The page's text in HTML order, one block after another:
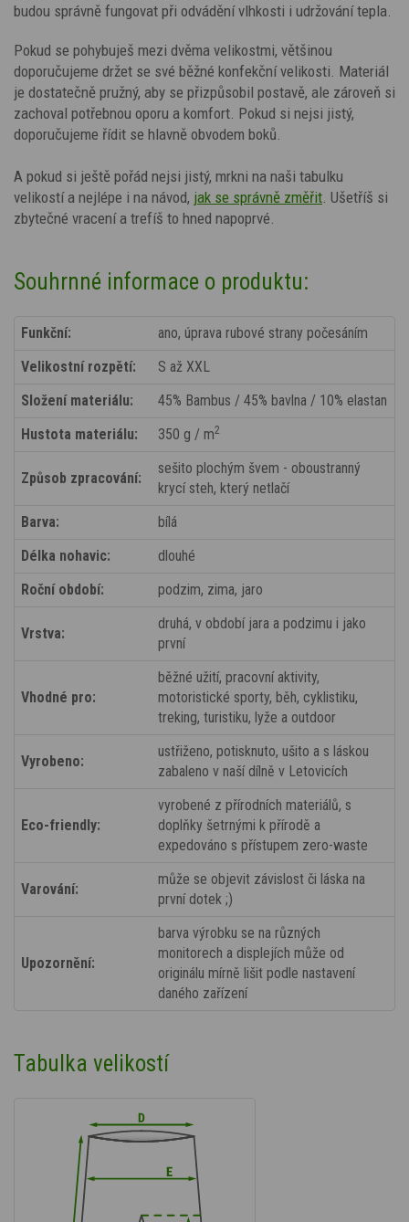
budou správně fungovat při odvádění vlhkosti i udržování tepla.
Pokud se pohybuješ mezi dvěma velikostmi, většinou
doporučujeme držet se své běžné konfekční velikosti. Materiál
je dostatečně pružný, aby se přizpůsobil postavě, ale zároveň si
zachoval potřebnou oporu a komfort. Pokud si nejsi jistý,
doporučujeme řídit se hlavně obvodem boků.
A pokud si ještě pořád nejsi jistý, mrkni na naši tabulku
velikostí a nejlépe i na návod, jak se správně změřit . Ušetříš si
zbytečné vracení a trefíš to hned napoprvé.
Souhrnné informace o produktu:
Funkční:
ano, úprava rubové strany počesáním
Velikostní rozpětí:
S až XXL
Složení materiálu:
45% Bambus / 45% bavlna / 10% elastan
Hustota materiálu:
350 g / m2
Způsob zpracování:
sešito plochým švem - oboustranný
krycí steh, který netlačí
Barva:
bílá
Délka nohavic:
dlouhé
Roční období:
podzim, zima, jaro
Vrstva:
druhá, v období jara a podzimu i jako
první
Vhodné pro:
běžné užití, pracovní aktivity,
motoristické sporty, běh, cyklistiku,
treking, turistiku, lyže a outdoor
Vyrobeno:
ustřiženo, potisknuto, ušito a s láskou
zabaleno v naší dílně v Letovicích
Eco-friendly:
vyrobené z přírodních materiálů, s
doplňky šetrnými k přírodě a
expedováno s přístupem zero-waste
Varování:
může se objevit závislost či láska na
první dotek ;)
Upozornění:
barva výrobku se na různých
monitorech a displejích může od
originálu mírně lišit podle nastavení
daného zařízení
Tabulka velikostí